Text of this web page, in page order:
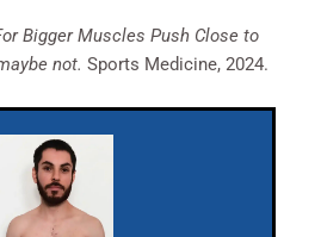
Bigger Muscles Push Close to
not. Sports Medicine, 2024.